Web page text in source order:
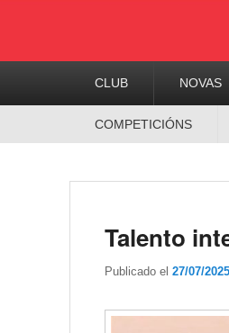
CLUB NOVAS
COMPETICIÓNS
Talento
Publicado el 27/07/2025